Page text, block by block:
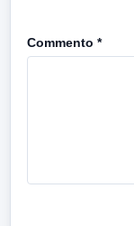
Commento *